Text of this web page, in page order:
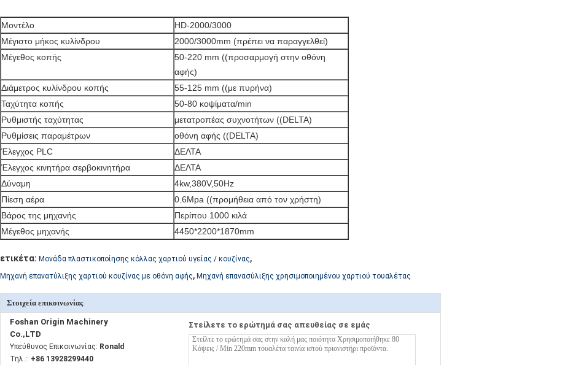
Μοντέλο
HD-2000/3000
Μέγιστο μήκος κυλίνδρου
2000/3000mm (πρέπει να παραγγελθεί)
Μέγεθος κοπής
50-220 mm ((προσαρμογή στην οθόνη
αφής)
Διάμετρος κυλίνδρου κοπής
55-125 mm ((με πυρήνα)
Ταχύτητα κοπής
50-80 κοψίματα/min
Ρυθμιστής ταχύτητας
μετατροπέας συχνοτήτων ((DELTA)
Ρυθμίσεις παραμέτρων
οθόνη αφής ((DELTA)
Έλεγχος PLC
ΔΕΛΤΑ
Έλεγχος κινητήρα σερβοκινητήρα
ΔΕΛΤΑ
Δύναμη
4kw,380V,50Hz
Πίεση αέρα
0.6Mpa ((προμήθεια από τον χρήστη)
Βάρος της μηχανής
Περίπου 1000 κιλά
Μέγεθος μηχανής
4450*2200*1870mm
ετικέτα: Μονάδα πλαστικοποίησης κόλλας χαρτιού υγείας / κουζίνας,
Μηχανή επανατύλιξης χαρτιού κουζίνας με οθόνη αφής, Μηχανή επανασύλιξης χρησιμοποιημένου χαρτιού τουαλέτας
Στοιχεία επικοινωνίας
Foshan Origin Machinery
Co.,LTD
Υπεύθυνος Επικοινωνίας: Ronald
Τηλ.:: +86 13928299440
Στείλετε το ερώτημά σας απευθείας σε εμάς